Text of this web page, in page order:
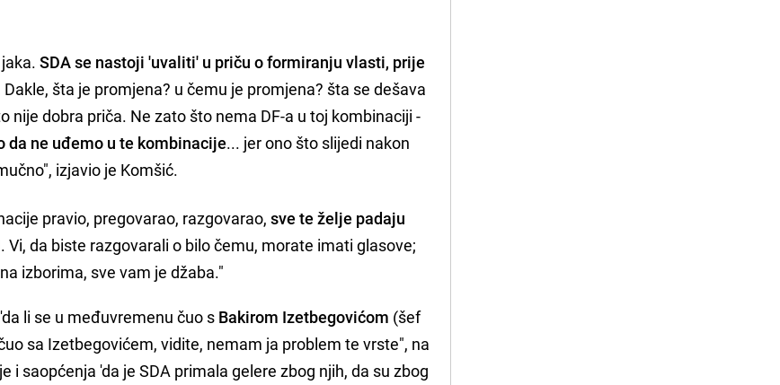
jaka.SDA se nastoji 'uvaliti' u priču o formiranju vlasti, prije
Dakle, šta je promjena? u čemu je promjena? šta se dešava
nije dobra priča. Ne zato što nema DF-a u toj kombinaciji -
da ne uđemo u te kombinacije... jer ono što slijedi nakon
izjavio je Komšić.
pravio, pregovarao, razgovarao,sve te želje padaju
. Vi, da biste razgovarali o bilo čemu, morate imati glasove;
izborima, sve vam je džaba."
'da li se u međuvremenu čuo s Bakirom Izetbegovićom (šef
sa Izetbegovićem, vidite, nemam ja problem te vrste", na
i saopćenja 'da je SDA primala gelere zbog njih, da su zbog